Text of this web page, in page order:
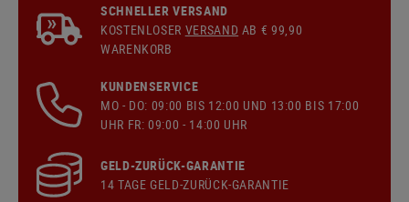
SCHNELLER VERSAND
KOSTENLOSER VERSAND AB € 99,90
WARENKORB
KUNDENSERVICE
MO - DO: 09:00 BIS 12:00 UND 13:00 BIS 17:00
UHR FR: 09:00 - 14:00 UHR
GELD-ZURÜCK-GARANTIE
14 TAGE GELD-ZURÜCK-GARANTIE